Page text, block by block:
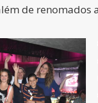
de renomados